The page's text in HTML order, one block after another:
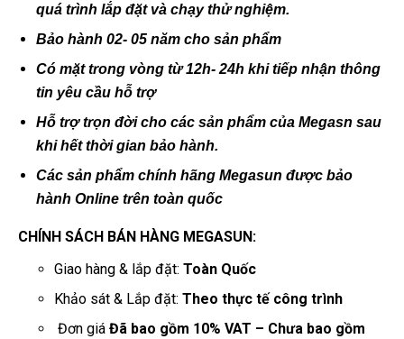
quá trình lắp đặt và chạy thử nghiệm.
Bảo hành 02- 05 năm cho sản phẩm
Có mặt trong vòng từ 12h- 24h khi tiếp nhận thông
tin yêu cầu hỗ trợ
Hỗ trợ trọn đời cho các sản phẩm của Megasn sau
khi hết thời gian bảo hành.
Các sản phẩm chính hãng Megasun được bảo
hành Online trên toàn quốc
CHÍNH SÁCH BÁN HÀNG MEGASUN:
Giao hàng & lắp đặt: Toàn Quốc
Khảo sát & Lắp đặt: Theo thực tế công trình
Đơn giá Đã bao gồm 10% VAT – Chưa bao gồm